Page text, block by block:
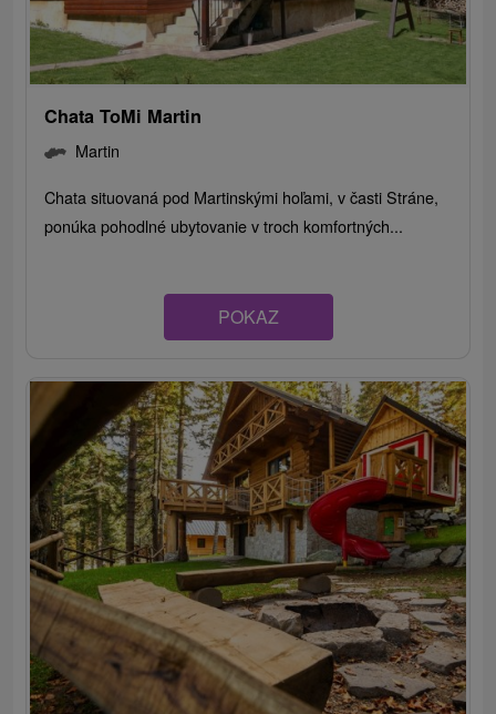
Chata ToMi Martin
Martin
Chata situovaná pod Martinskými hoľami, v časti Stráne,
ponúka pohodlné ubytovanie v troch komfortných...
POKAZ